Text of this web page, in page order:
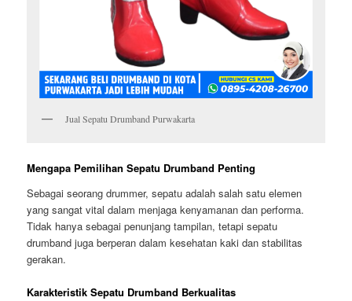
Jual Sepatu Drumband Purwakarta
Mengapa Pemilihan Sepatu Drumband Penting
Sebagai seorang drummer, sepatu adalah salah satu elemen
yang sangat vital dalam menjaga kenyamanan dan performa.
Tidak hanya sebagai penunjang tampilan, tetapi sepatu
drumband juga berperan dalam kesehatan kaki dan stabilitas
gerakan.
Karakteristik Sepatu Drumband Berkualitas